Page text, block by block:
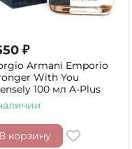
₽
Armani Emporio
With You
100 мл A-Plus
В корзину